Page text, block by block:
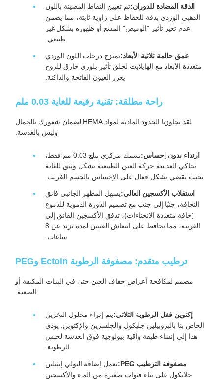
الدقة المضادة للدوران:تم تعيين النقاط المضيئة باللون
الذهبي الوردي بدقة للحفاظ على زاوية ثابتة، مما يضمن
عدم تغير تأثير "الوميض" المشع أو ظهوره بشكل غير
طبيعي.
عمق حالمة ثلاثية الأبعاد:تمتزج درجات اللون الوردي
متعددة الأبعاد مع الهايلايت لخلق تأثير بلوري خارق للروح
يعزز العيون الفاتحة والداكنة.
راحة مطلقة: تقنية رفيعة للغاية 0.03 ملم
لقد تجاوزنا الحدود المادية لمواد HEMA لضمان شعورك بالجمال
وليس بالعدسة.
ارتداء بدون إحساس:
بسمك مركزي يبلغ 0.03 مم فقط،
تحاكي العدسة حركة العين الطبيعية بشكل وثيق للغاية
بحيث تقضي بشكل فعال على الإحساس بالجسم الغريب.
استقلاب الأكسجين العالي:يسهل المظهر الجانبي فائق
النحافة، جنبًا إلى جنب مع تصميم الدورة الدموية للدموع
(حافة متعددة الانحناءات)، تدفق الأكسجين الفائق إلى
القرنية، مما يحافظ على انتعاش العينين لمدة تزيد عن 8
ساعات.
ترطيب متقدم: مصفوفة الرطوبة Ectoin وPEG
مصمم لمكافحة أعراض جفاف العين حتى في البيئات المكيفة أو
الصعبة.
إكتوين قفل الرطوبة الثلاثي:يتم إثراء محلول التخزين
الخاص بنا بالبروبيلين جليكول والجلسرين والإكتوين. يؤدي
هذا إلى إنشاء طبقة واقية بيولوجية فوق العدسة لحبس
الرطوبة.
مصفوفة الترطيب PEG:
تعمل إضافة البولي إيثيلين
جلايكول على بناء قنوات صغيرة من الماء والأكسجين